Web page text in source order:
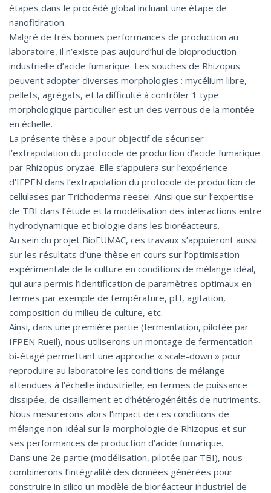
étapes dans le procédé global incluant une étape de
nanofitlration.
Malgré de très bonnes performances de production au
laboratoire, il n’existe pas aujourd’hui de bioproduction
industrielle d’acide fumarique. Les souches de Rhizopus
peuvent adopter diverses morphologies : mycélium libre,
pellets, agrégats, et la difficulté à contrôler 1 type
morphologique particulier est un des verrous de la montée
en échelle.
La présente thèse a pour objectif de sécuriser
l’extrapolation du protocole de production d’acide fumarique
par Rhizopus oryzae. Elle s’appuiera sur l’expérience
d’IFPEN dans l’extrapolation du protocole de production de
cellulases par Trichoderma reesei. Ainsi que sur l’expertise
de TBI dans l’étude et la modélisation des interactions entre
hydrodynamique et biologie dans les bioréacteurs.
Au sein du projet BioFUMAC, ces travaux s’appuieront aussi
sur les résultats d’une thèse en cours sur l’optimisation
expérimentale de la culture en conditions de mélange idéal,
qui aura permis l’identification de paramètres optimaux en
termes par exemple de température, pH, agitation,
composition du milieu de culture, etc.
Ainsi, dans une première partie (fermentation, pilotée par
IFPEN Rueil), nous utiliserons un montage de fermentation
bi-étagé permettant une approche « scale-down » pour
reproduire au laboratoire les conditions de mélange
attendues à l’échelle industrielle, en termes de puissance
dissipée, de cisaillement et d’hétérogénéités de nutriments.
Nous mesurerons alors l’impact de ces conditions de
mélange non-idéal sur la morphologie de Rhizopus et sur
ses performances de production d’acide fumarique.
Dans une 2e partie (modélisation, pilotée par TBI), nous
combinerons l’intégralité des données générées pour
construire in silico un modèle de bioréacteur industriel de